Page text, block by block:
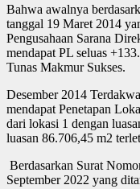
Bahwa awalnya
tanggal 19 Maret 2014
Pengusahaan Sarana
mendapat PL seluas
Tunas Makmur Sukses.
Desember 2014
mendapat Penetapan
dari lokasi 1 dengan
luasan 86.706,45 m2
Berdasarkan Surat
September 2022 yang